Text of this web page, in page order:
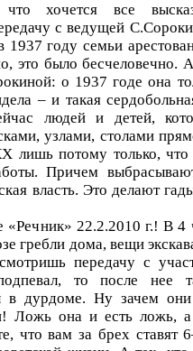
хочется все
с ведущей
1937 году семьи
это было бесчеловечно.
о 1937 годе она
– и такая
людей и детей,
узлами, столами
лишь потому только,
Причем
власть. Это делают
«Речник» 22.2.2010 г.! В 4
гребли дома, вещи
передачу с
то после нее
в дурдоме. Ну зачем
Ложь она и есть ложь,
что вам за брех ставят